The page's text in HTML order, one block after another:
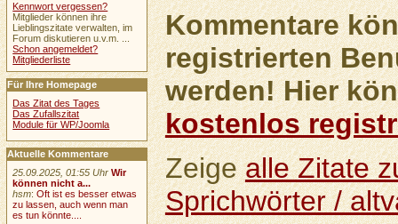
Kommentare
registrierten
werden! Hier
kostenlos
Zeigealle Zitate
Sprichwörter /
Kennwort vergessen?
Mitglieder können ihre
Lieblingszitate verwalten, im
Forum diskutieren u.v.m. ...
Schon angemeldet?
Mitgliederliste
Für Ihre Homepage
Das Zitat des Tages
Das Zufallszitat
Module für WP/Joomla
Aktuelle Kommentare
25.09.2025, 01:55 Uhr Wir
können nicht a...
hsm:Oft ist es besser etwas
zu lassen, auch wenn man
es tun könnte....